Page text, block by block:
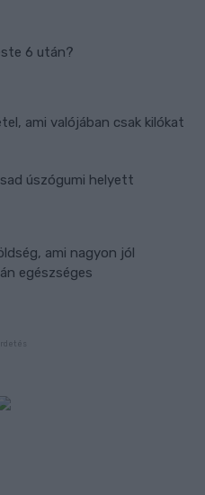
6 után?
ami valójában csak kilókat
úszógumi helyett
ami nagyon jól
egészséges